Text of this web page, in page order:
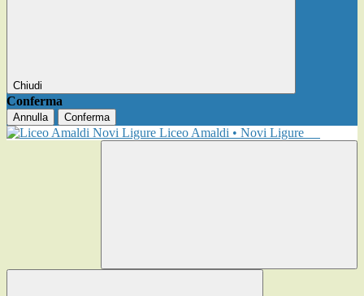
Chiudi
Conferma
Annulla Conferma
Liceo Amaldi • Novi Ligure